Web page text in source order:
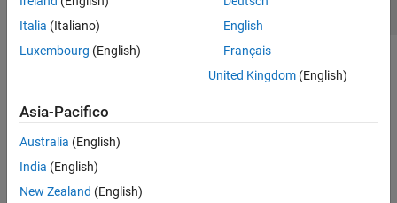
Italia (Italiano)
Luxembourg (English)
English
Français
United Kingdom(English)
Asia-Pacifico
Australia (English)
India (English)
New Zealand (English)